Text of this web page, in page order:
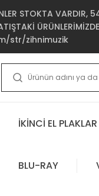
STOKTA VARDIR,
str/zihnimuzik
İKİNCİ EL PLAKLAR
BLU-RAY